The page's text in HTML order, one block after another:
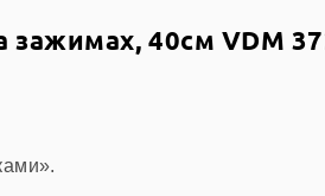
зажимах, 40см VDM